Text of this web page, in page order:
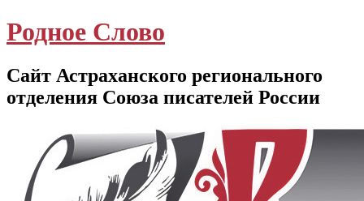
Родное Слово
Сайт Астраханского регионального
отделения Союза писателей России